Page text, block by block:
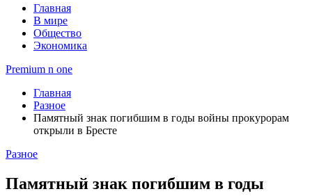
Главная
В мире
Общество
Экономика
Premium n one
Главная
Разное
Памятный знак погибшим в годы войны прокурорам
открыли в Бресте
Разное
Памятный знак погибшим в годы